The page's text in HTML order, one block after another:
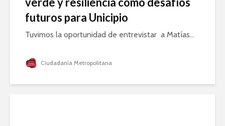
futuros para Unicipio
Tuvimos la oportunidad de entrevistar a Matías...
Ciudadanía Metropolitana